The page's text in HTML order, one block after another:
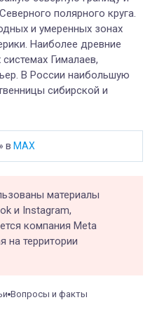
полярного круга.
и умеренных зонах
Наиболее древние
Гималаев,
В России наибольшую
сибирской и
в MAX
материалы
и Instagram,
компания Meta
на территории
Вопросы и факты